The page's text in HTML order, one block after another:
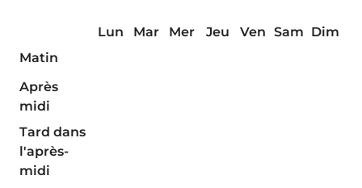
Lun Mar Mer Jeu Ven Sam Dim
Matin
Après
midi
Tard dans
l'après-
midi